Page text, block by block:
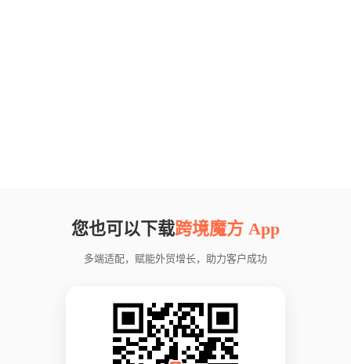
您也可以下载跨境魔方 App
多端适配，赋能外贸增长，助力客户成功